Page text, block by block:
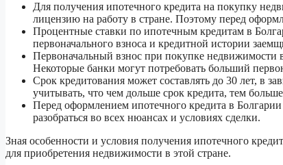
Для получения ипотечного кредита на покупку
лицензию на работу в стране. Поэтому перед
Процентные ставки по ипотечным кредитам в
первоначального взноса и кредитной истории
Первоначальный взнос при покупке недвижимости
Некоторые банки могут потребовать больший
Срок кредитования может составлять до 30 лет, в
учитывать, что чем дольше срок кредита, тем
Перед оформлением ипотечного кредита в
разобраться во всех нюансах и условиях сделки.
Зная особенности и условия получения ипотечного
для приобретения недвижимости в этой стране.